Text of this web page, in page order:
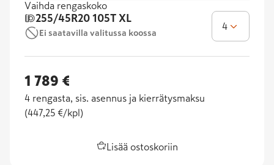
Vaihda rengaskoko
255/45R20 105T XL
Ei saatavilla valitussa koossa
4
1 789 €
4 rengasta, sis. asennus ja kierrätysmaksu
(447,25 €/kpl )
Lisää ostoskoriin